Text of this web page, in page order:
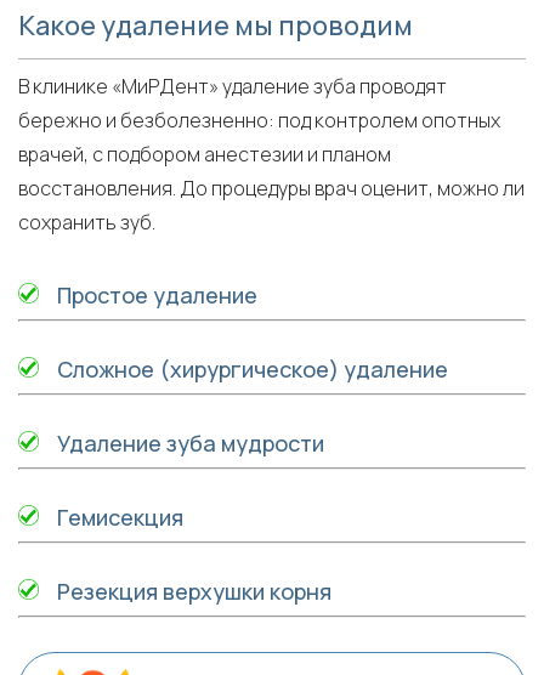
Какое удаление мы проводим
В клинике «МиРДент» удаление зуба проводят
бережно и безболезненно: под контролем опотных
врачей, с подбором анестезии и планом
восстановления. До процедуры врач оценит, можно ли
сохранить зуб.
Простое удаление
Сложное (хирургическое) удаление
Удаление зуба мудрости
Гемисекция
Резекция верхушки корня